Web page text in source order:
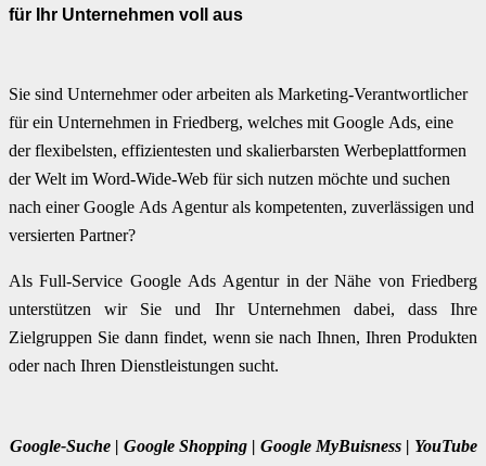
für Ihr Unternehmen voll aus
Sie sind Unternehmer oder arbeiten als Marketing-Verantwortlicher
für ein Unternehmen in Friedberg, welches mit Google Ads, eine
der flexibelsten, effizientesten und skalierbarsten Werbeplattformen
der Welt im Word-Wide-Web für sich nutzen möchte und suchen
nach einer Google Ads Agentur als kompetenten, zuverlässigen und
versierten Partner?
Als Full-Service Google Ads Agentur in der Nähe von Friedberg
unterstützen wir Sie und Ihr Unternehmen dabei, dass Ihre
Zielgruppen Sie dann findet, wenn sie nach Ihnen, Ihren Produkten
oder nach Ihren Dienstleistungen sucht.
Google-Suche | Google Shopping | Google MyBuisness | YouTube